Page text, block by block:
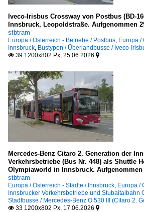
Iveco-Irisbus Crossway von Postbus (BD-
Innsbruck, Leopoldstraße. Aufgenommen
stbtram
Europa / Österreich - Betriebe / Postbus Europa /
Innsbruck Bustypen / Überlandbusse / Iveco-
 39 1200x802 Px, 25.06.2026 
Mercedes-Benz Citaro 2. Generation der
Verkehrsbetriebe (Bus Nr. 448) als Shuttle
Olympiaworld in Innsbruck. Aufgenommen
stbtram
Europa / Österreich - Städte / Innsbruck Europa /
Innsbrucker Verkehrsbetriebe und Stubaitalbahn
Stadtbusse / Mercedes-Benz O 530 III (Citaro 2.
 33 1200x802 Px, 17.06.2026 